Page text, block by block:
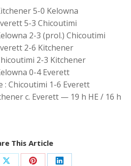
5-0 Kelowna
5-3 Chicoutimi
2-3 (prol.) Chicoutimi
2-6 Kitchener
2-3 Kitchener
0-4 Everett
: Chicoutimi 1-6 Everett
c. Everett — 19 h HE / 16 h
This Article